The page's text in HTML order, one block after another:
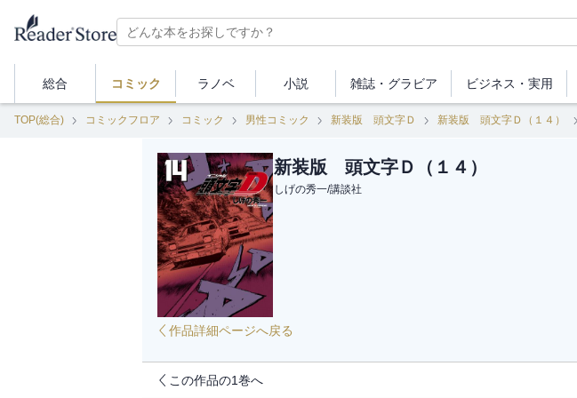
総合 コミック ラノベ 小説 雑誌・ グラビア ビジネス ・実用
TOP(総合) コミックフロア コミック 男性コミック 新装版 頭文字Ｄ 新装版 頭文字Ｄ（１４）
新装版 頭文字Ｄ（１４）
しげの秀一/講談社
作品詳細ページへ戻る
この作品の1巻へ